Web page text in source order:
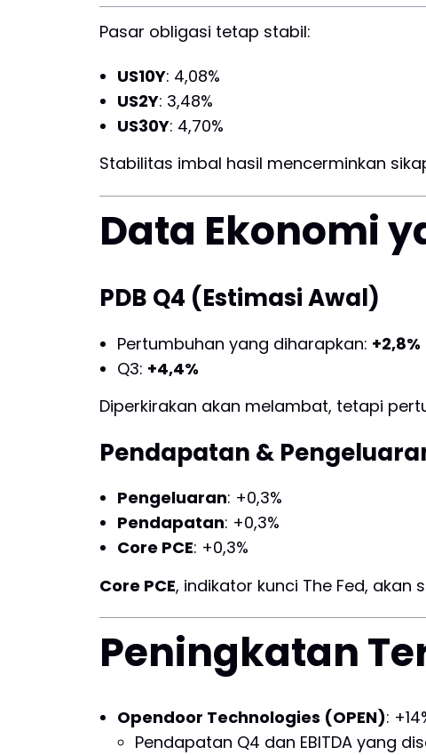
Pasar obligasi tetap stabil:
US10Y: 4,08%
US2Y: 3,48%
US30Y: 4,70%
Stabilitas imbal hasil mencerminkan
Data Ekonomi
PDB Q4 (Estimasi Awal)
Pertumbuhan yang diharapkan: +2,8%
Q3: +4,4%
Diperkirakan akan melambat, tetapi
Pendapatan &
Pengeluaran: +0,3%
Pendapatan: +0,3%
Core PCE: +0,3%
Core PCE, indikator kunci The Fed,
Peningkatan
Opendoor Technologies (OPEN):
Pendapatan Q4 dan EBITDA yang